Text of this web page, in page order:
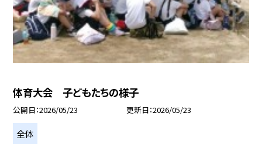
体育大会 子どもたちの様子
公開日 2026/05/23 更新日 2026/05/23
全体